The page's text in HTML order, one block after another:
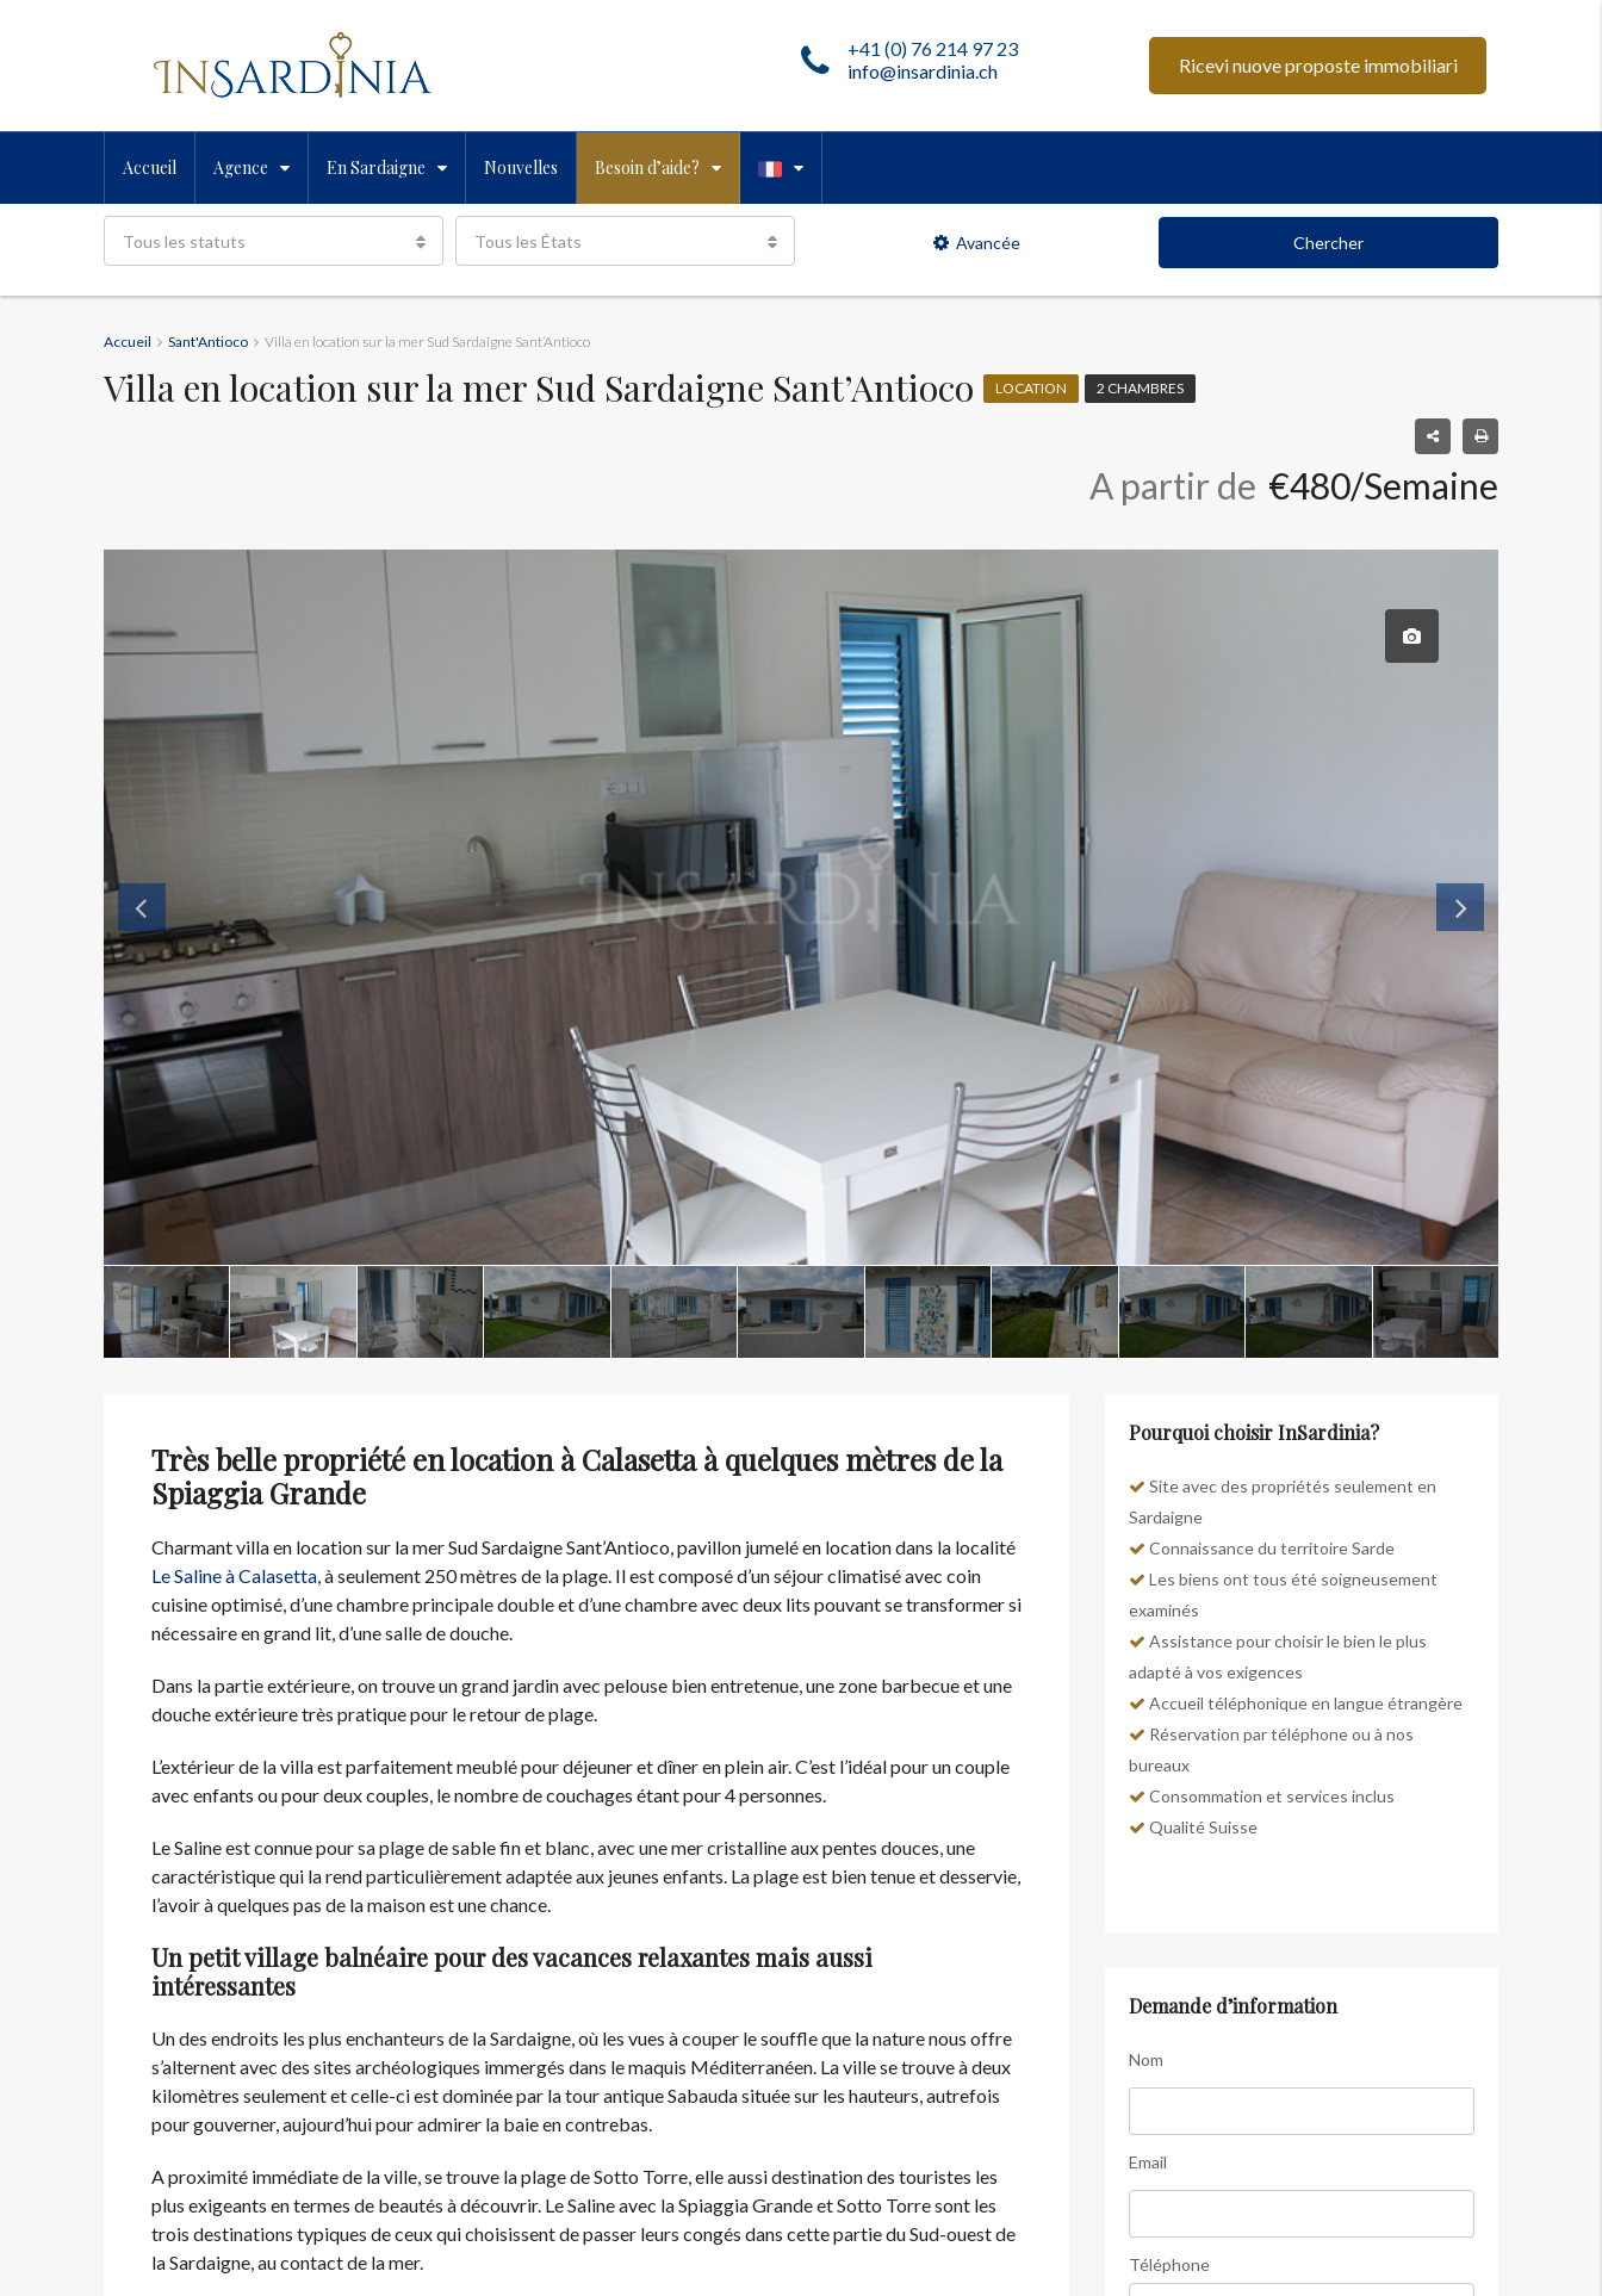
Ricevi nuove proposte immobiliari
+41 (0) 76 214 97 23
info@insardinia.ch
Accueil Agence En Sardaigne Nouvelles Besoin d’aide?
Tous les statuts Tous les États Avancée Chercher
Accueil Sant'Antioco Villa en location sur la mer Sud Sardaigne Sant’Antioco
Villa en location sur la mer Sud Sardaigne Sant’Antioco LOCATION 2 CHAMBRES
A partir de €480/Semaine
Très belle propriété en location à Calasetta à quelques mètres de la
Spiaggia Grande
Charmant villa en location sur la mer Sud Sardaigne Sant’Antioco, pavillon jumelé en location dans la localité
Le Saline à Calasetta,à seulement 250 mètres de la plage. Il est composé d’un séjour climatisé avec coin
cuisine optimisé, d’une chambre principale double et d’une chambre avec deux lits pouvant se transformer si
nécessaire en grand lit, d’une salle de douche.
Dans la partie extérieure, on trouve un grand jardin avec pelouse bien entretenue, une zone barbecue et une
douche extérieure très pratique pour le retour de plage.
L’extérieur de la villa est parfaitement meublé pour déjeuner et dîner en plein air. C’est l’idéal pour un couple
avec enfants ou pour deux couples, le nombre de couchages étant pour 4 personnes.
Le Saline est connue pour sa plage de sable fin et blanc, avec une mer cristalline aux pentes douces, une
caractéristique qui la rend particulièrement adaptée aux jeunes enfants. La plage est bien tenue et desservie,
l’avoir à quelques pas de la maison est une chance.
Un petit village balnéaire pour des vacances relaxantes mais aussi
intéressantes
Un des endroits les plus enchanteurs de la Sardaigne, où les vues à couper le souffle que la nature nous offre
s’alternent avec des sites archéologiques immergés dans le maquis Méditerranéen. La ville se trouve à deux
kilomètres seulement et celle-ci est dominée par la tour antique Sabauda située sur les hauteurs, autrefois
pour gouverner, aujourd’hui pour admirer la baie en contrebas.
A proximité immédiate de la ville, se trouve la plage de Sotto Torre, elle aussi destination des touristes les
plus exigeants en termes de beautés à découvrir. Le Saline avec la Spiaggia Grande et Sotto Torre sont les
trois destinations typiques de ceux qui choisissent de passer leurs congés dans cette partie du Sud-ouest de
la Sardaigne, au contact de la mer.
Pourquoi choisir InSardinia?
Site avec des propriétés seulement en
Sardaigne
Connaissance du territoire Sarde
Les biens ont tous été soigneusement
examinés
Assistance pour choisir le bien le plus
adapté à vos exigences
Accueil téléphonique en langue étrangère
Réservation par téléphone ou à nos
bureaux
Consommation et services inclus
Qualité Suisse
Demande d’information
Nom
Email
Téléphone